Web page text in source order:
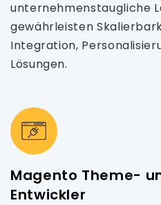
unternehmenstaugliche
gewährleisten
Integration,
Lösungen.
Magento Theme-
Entwickler